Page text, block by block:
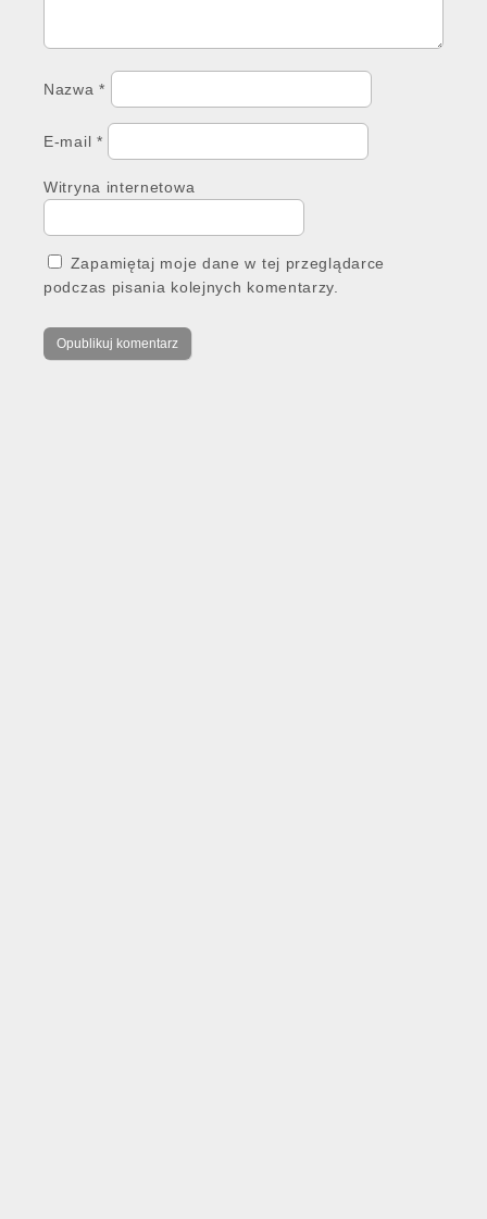
Nazwa*
E-mail *
Witryna internetowa
Zapamiętaj moje dane w tej przeglądarce
podczas pisania kolejnych komentarzy.